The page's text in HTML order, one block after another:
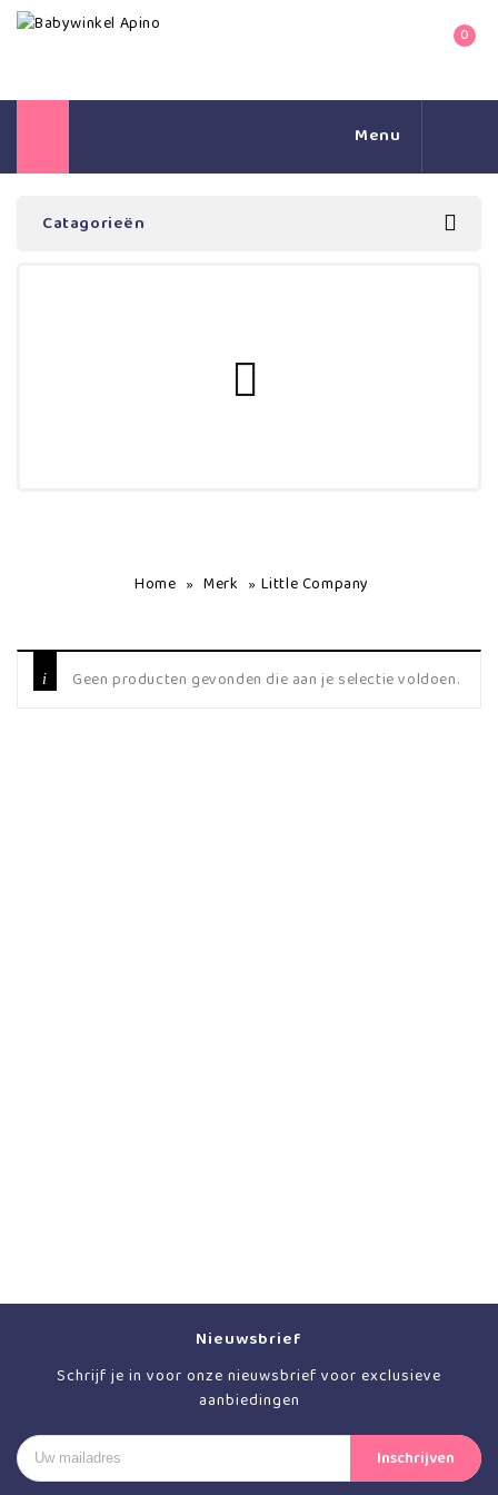
0
Menu
Home » Merk » Little Company
Geen producten gevonden die aan je selectie voldoen.
Catagorieën
Nieuwsbrief
Schrijf je in voor onze nieuwsbrief voor exclusieve
aanbiedingen